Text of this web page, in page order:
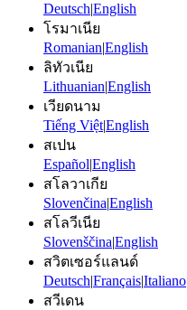
DeutschEnglish
โรมาเนีย
RomanianEnglish
ลิทัวเนีย
LithuanianEnglish
เวียดนาม
Tiếng Việt|English
สเปน
EspañolEnglish
สโลวาเกีย
SlovenčinaEnglish
สโลวีเนีย
SlovenščinaEnglish
สวิตเซอร์แลนด์
DeutschFrançaisItaliano
สวีเดน